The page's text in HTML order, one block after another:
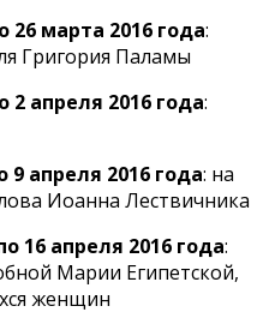
26 марта 2016 года:
Григория Паламы
2 апреля 2016 года:
9 апреля 2016 года: на
Иоанна Лествичника
16 апреля 2016 года:
Марии Египетской,
женщин